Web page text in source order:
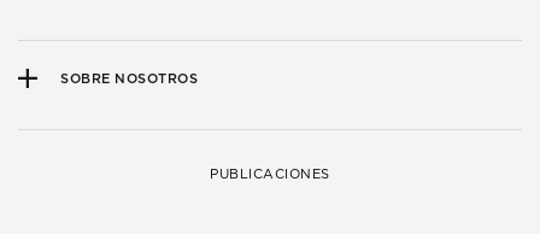
SOBRE NOSOTROS
PUBLICACIONES